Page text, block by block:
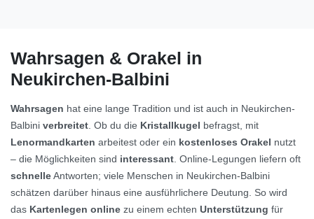
Wahrsagen & Orakel in
Neukirchen-Balbini
Wahrsagen hat eine lange Tradition und ist auch in Neukirchen-
Balbini verbreitet . Ob du die Kristallkugel befragst, mit
Lenormandkarten arbeitest oder ein kostenloses Orakel nutzt
– die Möglichkeiten sind interessant . Online-Legungen liefern oft
schnelleAntworten; viele Menschen in Neukirchen-Balbini
schätzen darüber hinaus eine ausführlichere Deutung. So wird
das Kartenlegen online zu einem echten Unterstützung für